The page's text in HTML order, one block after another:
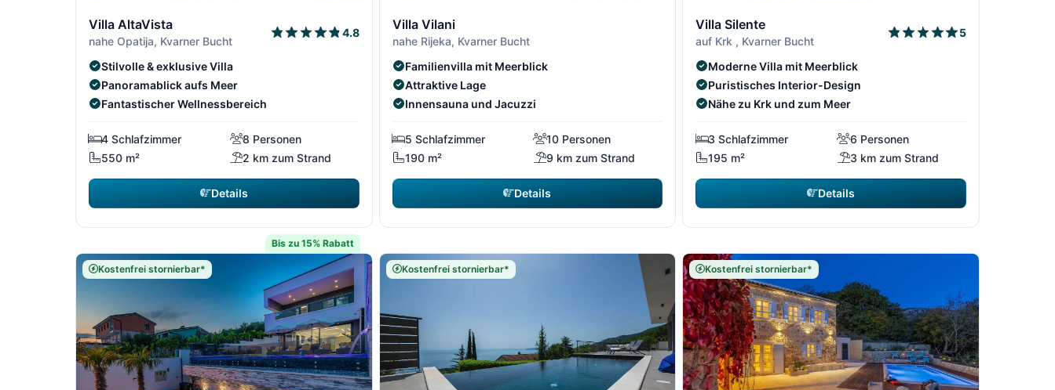
Villa AltaVista
nahe Opatija, Kvarner Bucht
4.8
Stilvolle & exklusive Villa
Panoramablick aufs Meer
Fantastischer Wellnessbereich
4 Schlafzimmer
8 Personen
550 m²
2 km zum Strand
Details
Villa Vilani
nahe Rijeka, Kvarner Bucht
Familienvilla mit Meerblick
Attraktive Lage
Innensauna und Jacuzzi
5 Schlafzimmer
10 Personen
190 m²
9 km zum Strand
Details
Villa Silente
auf Krk , Kvarner Bucht
5
Moderne Villa mit Meerblick
Puristisches Interior-Design
Nähe zu Krk und zum Meer
3 Schlafzimmer
6 Personen
195 m²
3 km zum Strand
Details
Bis zu 15% Rabatt
Kostenfrei stornierbar* Kostenfrei stornierbar* Kostenfrei stornierbar*